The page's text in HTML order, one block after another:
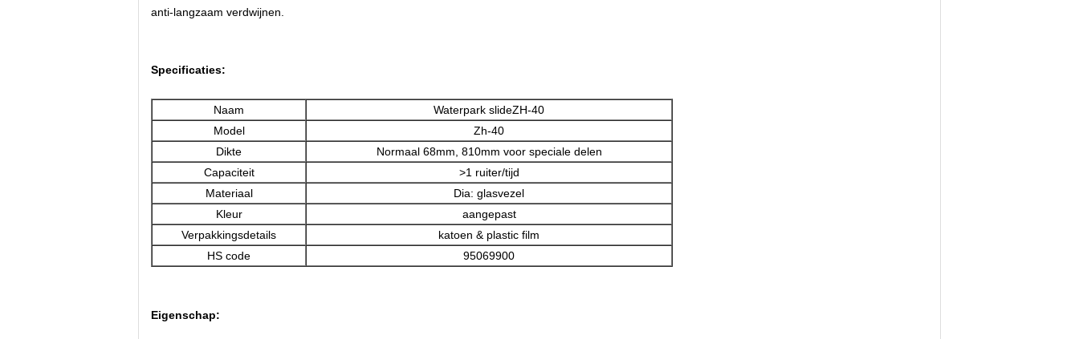
anti-langzaam verdwijnen.
Specificaties:
Naam
Waterpark slideZH-40
Model
Zh-40
Dikte
Normaal 68mm, 810mm voor speciale delen
Capaciteit
>1 ruiter/tijd
Materiaal
Dia: glasvezel
Kleur
aangepast
Verpakkingsdetails
katoen & plastic film
HS code
95069900
Eigenschap: